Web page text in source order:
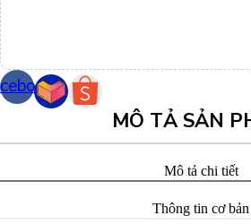
MÔ TẢ SẢN
Mô tả chi tiết
Thông tin cơ bản